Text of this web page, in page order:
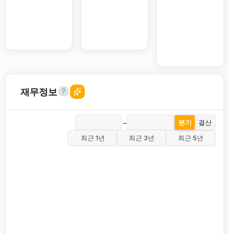
재무정보
~ 분기
결산
최근 1년
최근 3년 최근 5년